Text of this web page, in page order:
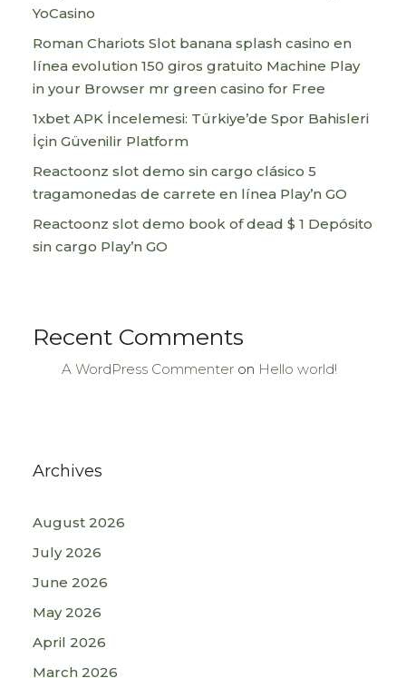
YoCasino
Roman Chariots Slot banana splash casino en
línea evolution 150 giros gratuito Machine Play
in your Browser mr green casino for Free
1xbet APK İncelemesi: Türkiye’de Spor Bahisleri
İçin Güvenilir Platform
Reactoonz slot demo sin cargo clásico 5
tragamonedas de carrete en línea Play’n GO
Reactoonz slot demo book of dead $ 1 Depósito
sin cargo Play’n GO
Recent Comments
A WordPress Commenter on Hello world!
Archives
August 2026
July 2026
June 2026
May 2026
April 2026
March 2026